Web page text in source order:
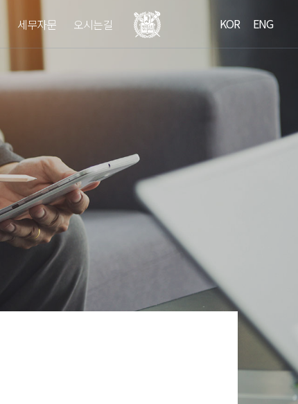
KOR ENG
세무자문 오시는길